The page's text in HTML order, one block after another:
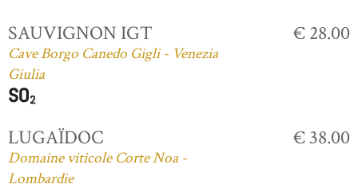
SAUVIGNON IGT
Cave Borgo Canedo Gigli - Venezia
Giulia
€ 28.00
LUGAÏDOC
Domaine viticole Corte Noa -
Lombardie
€ 38.00